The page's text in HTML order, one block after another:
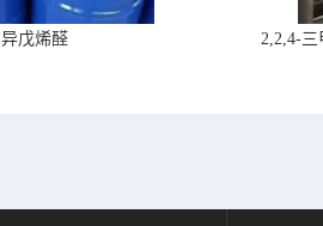
异戊烯醛 2,2,4-